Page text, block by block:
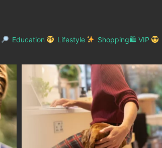
Education Lifestyle Shopping🛍 VIP